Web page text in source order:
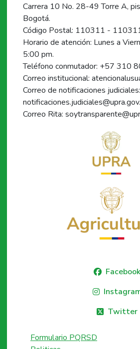
Carrera 10 No. 28-49 Torre A,
Bogotá.
Código Postal: 110311 -
Horario de atención: Lunes a
5:00 pm.
Teléfono conmutador: +57 310
Correo institucional:
Correo de notificaciones judiciales:
Correo Rita:
Facebook
Twitter
Formulario PQRSD